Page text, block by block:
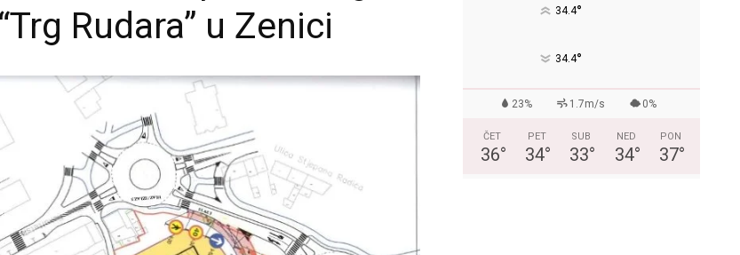
Rudara” u Zenici
34.4°
34.4°
23% 1.7m/s 0%
ČET
36°
PET
34°
SUB
33°
NED
34°
PON
37°